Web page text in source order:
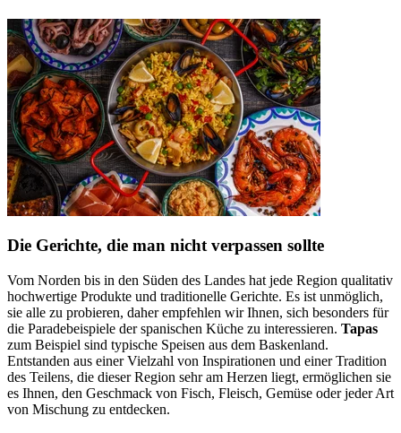
Die Gerichte, die man nicht verpassen sollte
Vom Norden bis in den Süden des Landes hat jede Region qualitativ
hochwertige Produkte und traditionelle Gerichte. Es ist unmöglich,
sie alle zu probieren, daher empfehlen wir Ihnen, sich besonders für
die Paradebeispiele der spanischen Küche zu interessieren. Tapas
zum Beispiel sind typische Speisen aus dem Baskenland.
Entstanden aus einer Vielzahl von Inspirationen und einer Tradition
des Teilens, die dieser Region sehr am Herzen liegt, ermöglichen sie
es Ihnen, den Geschmack von Fisch, Fleisch, Gemüse oder jeder Art
von Mischung zu entdecken.